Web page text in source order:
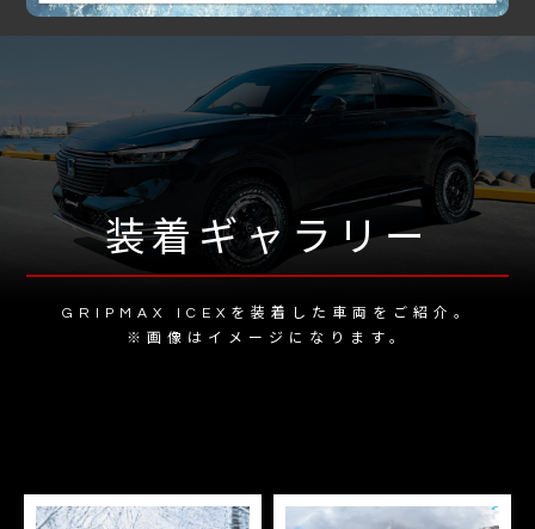
装着ギャラリー
GRIPMAX ICEXを装着した車両をご紹介。
※画像はイメージになります。